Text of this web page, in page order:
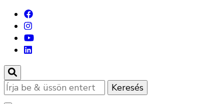
Keres
valamit?